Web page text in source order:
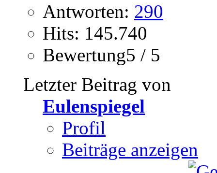
Antworten: 290
Hits: 145.740
Bewertung5 / 5
Letzter Beitrag von
Eulenspiegel
Profil
Beiträge anzeigen